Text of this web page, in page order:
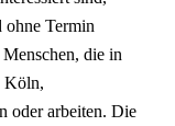
ohne Termin
die in
Köln,
oder arbeiten. Die